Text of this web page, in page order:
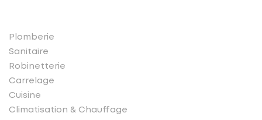
Plomberie
Sanitaire
Robinetterie
Carrelage
Cuisine
Climatisation & Chauffage